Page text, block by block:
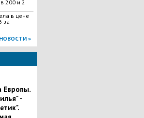
200 и 2
в цене
за
»
Европы.
-